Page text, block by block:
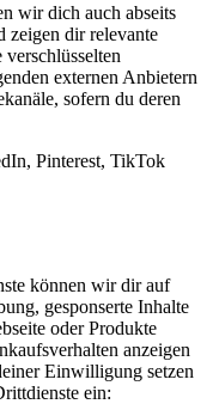
wir dich auch abseits
zeigen dir relevante
externen Anbietern
sofern du deren
Pinterest, TikTok
können wir dir auf
gesponserte Inhalte
oder Produkte
anzeigen
Einwilligung setzen
ein: